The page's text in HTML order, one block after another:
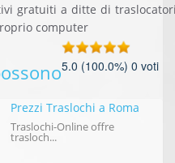
gratuiti a ditte di
computer
5.0 (100.0%) 0 voti
Prezzi Traslochi a Roma
Traslochi-Online offre
trasloch...